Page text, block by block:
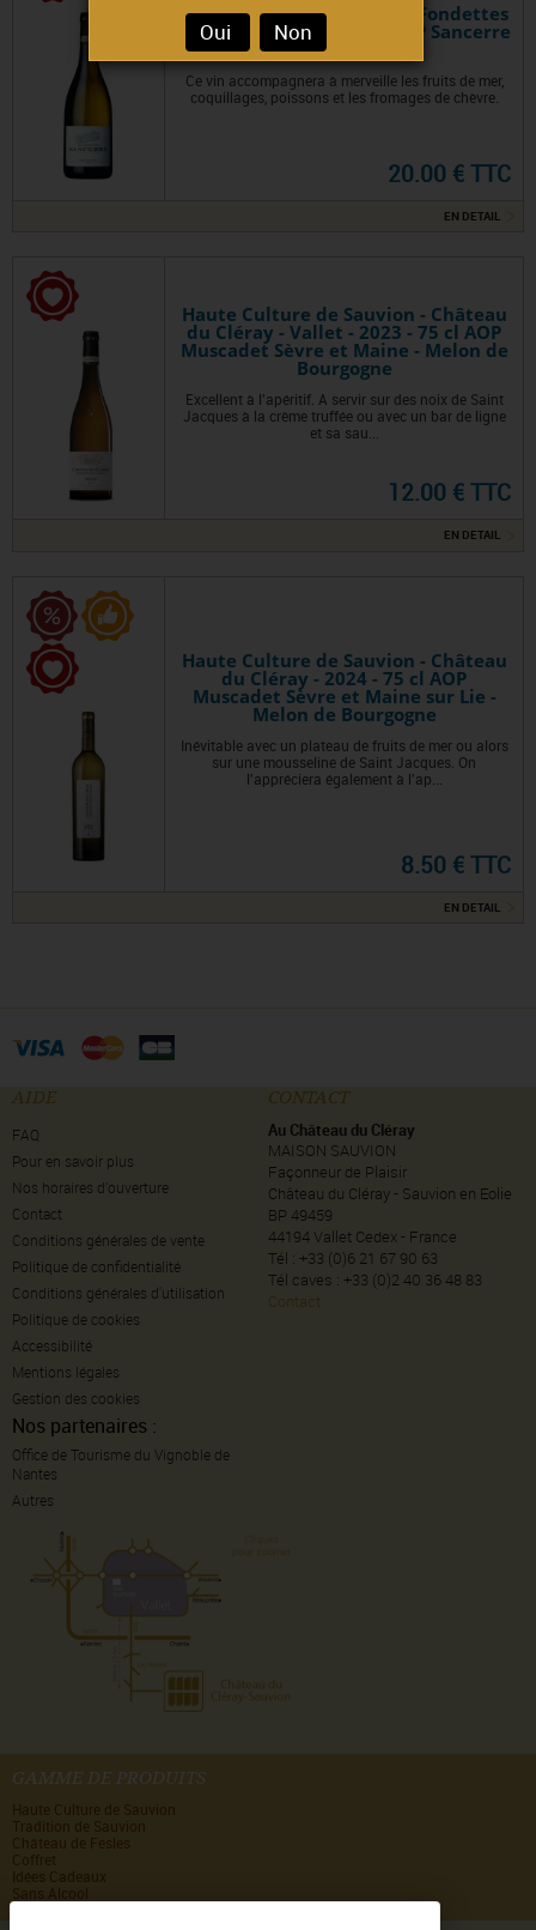
Tradition de Sauvion - Les Fondettes
- Sancerre - 2024 - 75 cl AOP Sancerre
- Sauvignon
Ce vin accompagnera à merveille les fruits de mer,
coquillages, poissons et les fromages de chèvre.
20.00 € TTC
EN DETAIL
Haute Culture de Sauvion - Château
du Cléray - Vallet - 2023 - 75 cl AOP
Muscadet Sèvre et Maine - Melon de
Bourgogne
Excellent à l'apéritif. A servir sur des noix de Saint
Jacques à la crème truffée ou avec un bar de ligne
et sa sau...
12.00 € TTC
EN DETAIL
Haute Culture de Sauvion - Château
du Cléray - 2024 - 75 cl AOP
Muscadet Sèvre et Maine sur Lie -
Melon de Bourgogne
Inévitable avec un plateau de fruits de mer ou alors
sur une mousseline de Saint Jacques. On
l'appréciera également à l'ap...
8.50 € TTC
EN DETAIL
AIDE
FAQ
Pour en savoir plus
Nos horaires d’ouverture
Contact
Conditions générales de vente
Politique de confidentialité
Conditions générales d'utilisation
Politique de cookies
Accessibilité
Mentions légales
Gestion des cookies
Nos partenaires :
Office de Tourisme du Vignoble de
Nantes
Autres
CONTACT
Au Château du Cléray
MAISON SAUVION
Façonneur de Plaisir
Château du Cléray - Sauvion en Eolie
BP 49459
44194 Vallet Cedex - France
Tél : +33 (0)6 21 67 90 63
Tél caves : +33 (0)2 40 36 48 83
Contact
GAMME DE PRODUITS
Oui Non